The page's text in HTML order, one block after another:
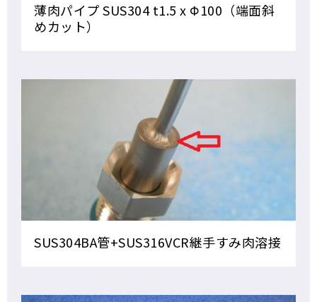
薄肉パイプ SUS304 t1.5 x Φ100（端面斜
めカット）
SUS304BA管+SUS316VCR継手すみ肉溶接